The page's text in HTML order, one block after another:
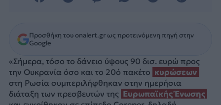
Προσθήκη του onalert.gr ως προτεινόμενη πηγή στην
Google
«Σήμερα, τόσο το δάνειο ύψους 90 δισ. ευρώ προς
την Ουκρανία όσο και το 20ό πακέτο κυρώσεων
στη Ρωσία συμπεριλήφθηκαν στην ημερήσια
διάταξη των πρεσβευτών της Ευρωπαϊκής Ένωσης